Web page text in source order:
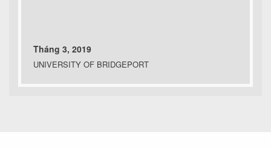
Tháng 3, 2019
UNIVERSITY OF BRIDGEPORT